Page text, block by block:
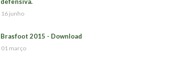
16 junho
Brasfoot 2015 - Download
01 março